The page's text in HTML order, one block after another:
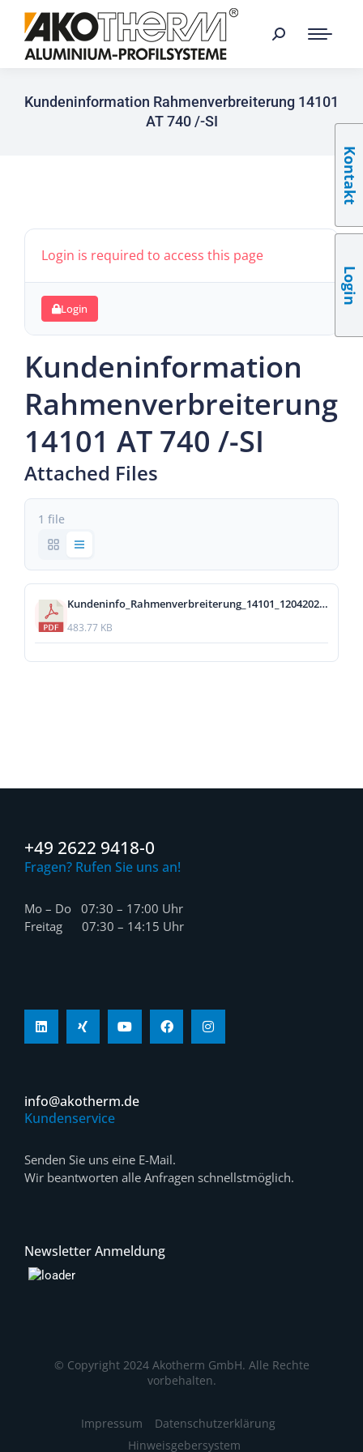
Kundeninformation Rahmenverbreiterung 14101
AT 740 /-SI
Login is required to access this page
Login
Kundeninformation
Rahmenverbreiterung
14101 AT 740 /-SI
Attached Files
1 file
Kundeninfo_Rahmenverbreiterung_14101_12042022.pdf
483.77 KB
+49 2622 9418-0
Fragen? Rufen Sie uns an!
Mo – Do 07:30 – 17:00 Uhr
Freitag 07:30 – 14:15 Uhr
info@akotherm.de
Kundenservice
Senden Sie uns eine E-Mail.
Wir beantworten alle Anfragen schnellstmöglich.
Newsletter Anmeldung
© Copyright 2024 Akotherm GmbH. Alle Rechte
vorbehalten.
Impressum
Datenschutzerklärung
Hinweisgebersystem
Kontakt
Login